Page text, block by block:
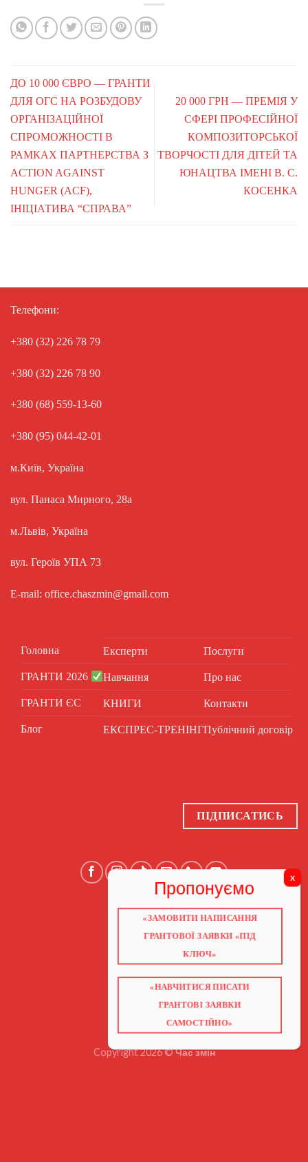
ДО 10 000 ЄВРО — ГРАНТИ
ДЛЯ ОГС НА РОЗБУДОВУ
ОРГАНІЗАЦІЙНОЇ
СПРОМОЖНОСТІ В
РАМКАХ ПАРТНЕРСТВА З
ACTION AGAINST
HUNGER (ACF),
ІНІЦІАТИВА “СПРАВА”
20 000 ГРН — ПРЕМІЯ У
СФЕРІ ПРОФЕСІЙНОЇ
КОМПОЗИТОРСЬКОЇ
ТВОРЧОСТІ ДЛЯ ДІТЕЙ ТА
ЮНАЦТВА ІМЕНІ В. С.
КОСЕНКА
Телефони:
+380 (32) 226 78 79
+380 (32) 226 78 90
+380 (68) 559-13-60
+380 (95) 044-42-01
м.Київ, Україна
вул. Панаса Мирного, 28а
м.Львів, Україна
вул. Героїв УПА 73
E-mail: office.chaszmin@gmail.com
Головна
ГРАНТИ 2026
ГРАНТИ ЄС
Блог
Експерти
Навчання
КНИГИ
ЕКСПРЕС-ТРЕНІНГ
Послуги
Про нас
Контакти
Публічний договір
ПІДПИСАТИСЬ
ГОЛОВНА
ПРО НАС
ГРАНТИ 2026
НАВЧАННЯ
КНИГИ
ВІДЕО ПРО ГРАНТИ
Copyright 2026 ©Час змін
«ЗАМОВИТИ НАПИСАННЯ
ГРАНТОВОЇ ЗАЯВКИ «ПІД
КЛЮЧ»
«НАВЧИТИСЯ ПИСАТИ
ГРАНТОВІ ЗАЯВКИ
САМОСТІЙНО»